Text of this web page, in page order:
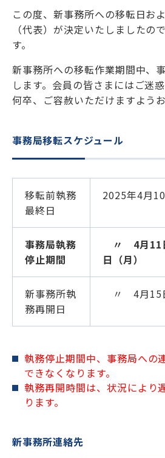
学士会館
背景色変更
この度、新事務所への移転日お
（代表）が決定いたしましたの
す。
新事務所への移転作業期間中、
します。会員の皆さまにはご迷
何卒、ご容赦いただけますよう
事務局移転スケジュール
移転前執務
最終日
2025年4月
事務局執務
停止期間
〃 4月11
日（月）
新事務所執
務再開日
〃 4月15
執務停止期間中、事務局への
できなくなります。
執務再開時間は、状況により
ります。
新事務所連絡先